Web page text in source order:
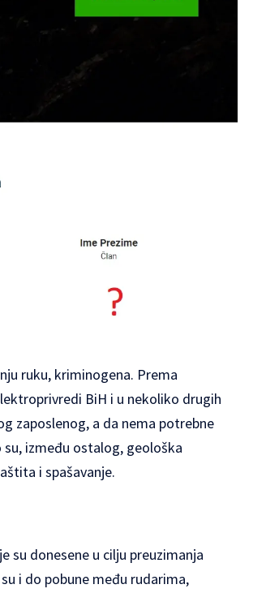
ruku, kriminogena. Prema
BiH i u nekoliko drugih
zaposlenog, a da nema potrebne
između ostalog, geološka
i spašavanje.
su donesene u cilju preuzimanja
i do pobune među rudarima,